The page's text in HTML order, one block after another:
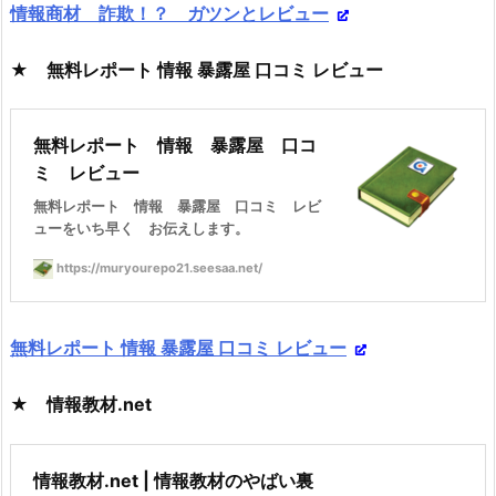
情報商材 詐欺！？ ガツンとレビュー
★ 無料レポート 情報 暴露屋 口コミ レビュー
無料レポート 情報 暴露屋 口コ
ミ レビュー
無料レポート 情報 暴露屋 口コミ レビ
ューをいち早く お伝えします。
https://muryourepo21.seesaa.net/
無料レポート 情報 暴露屋 口コミ レビュー
★ 情報教材.net
情報教材.net | 情報教材のやばい裏